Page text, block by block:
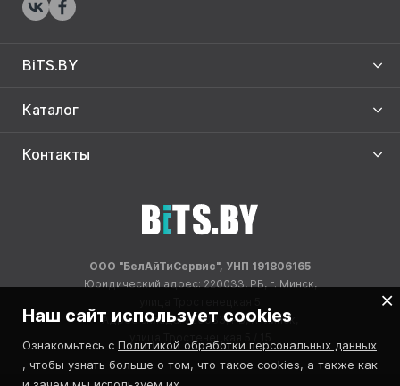
BiTS.BY
Каталог
Контакты
ООО "БелАйТиСервис", УНП 191806165
Юридический адрес: 220033, РБ, г. Минск,
Адрес склада: 220033, РБ, г. Минск,
улица Тростенецкая 5 / 15
Наш сайт использует cookies
Ознакомьтесь с Политикой обработки персональных данных
, чтобы узнать больше о том, что такое cookies, а также как